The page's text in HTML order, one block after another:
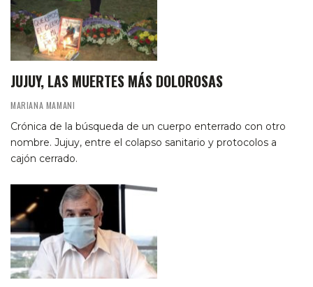
JUJUY, LAS MUERTES MÁS DOLOROSAS
MARIANA MAMANI
Crónica de la búsqueda de un cuerpo enterrado con otro
nombre. Jujuy, entre el colapso sanitario y protocolos a
cajón cerrado.